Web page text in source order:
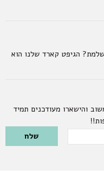
הגיפט קארד שלנו הוא
והישארו מעודכנים תמיד